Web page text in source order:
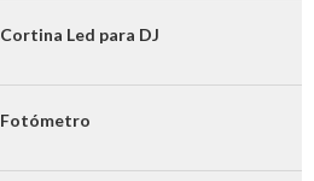
Cortina Led para DJ
Fotómetro